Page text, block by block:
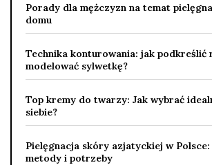
Porady dla mężczyzn na temat
domu
Technika konturowania: jak
modelować sylwetkę?
Top kremy do twarzy: Jak wybrać
siebie?
Pielęgnacja skóry azjatyckiej w
metody i potrzeby